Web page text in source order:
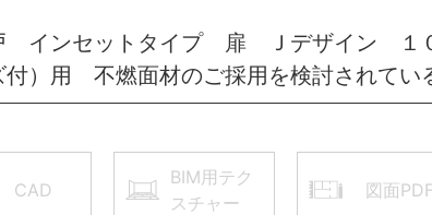
インセットタイプ 扉 Ｊデザイン
）用 不燃面材のご採用を検討されてい
CAD
BIM用テク
スチャー
図面PDF